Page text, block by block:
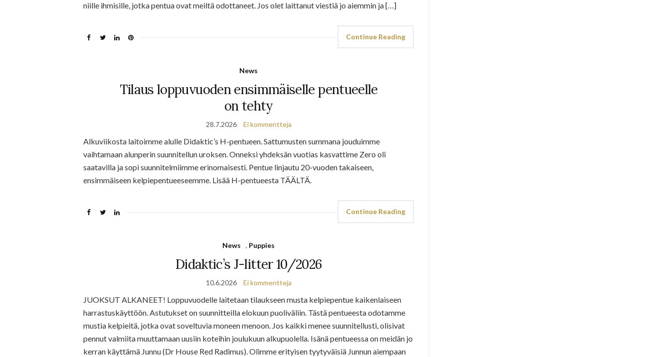
niille ihmisille, jotka pentua ovat meiltä odottaneet. Jos olet laittanut viestiä jo aiemmin ja […]
Continue Reading
News
Tilaus loppuvuoden ensimmäiselle pentueelle
on tehty
28.7.2026 Ei kommentteja
Alkuviikosta laitoimme alulle Didaktic’s H-pentueen. Sattumusten summana jouduimme
vaihtamaan alunperin suunnitellun uroksen. Onneksi yhdeksän vuotias kasvattime Zero oli
saatavilla ja sopi suunnitelmiimme erinomaisesti. Pentue linjautu 20-vuoden takaiseen,
ensimmäiseen kelpiepentueeseemme. Lisää H-pentueesta TÄÄLTÄ.
Continue Reading
News , Puppies
Didaktic’s J-litter 10/2026
10.6.2026 Ei kommentteja
JUOKSUT ALKANEET! Loppuvuodelle laitetaan tilaukseen musta kelpiepentue kaikenlaiseen
harrastuskäyttöön. Astutukset on suunnitteilla elokuun puoliväliin. Tästä pentueesta odotamme
mustia kelpieitä, jotka ovat soveltuvia moneen menoon. Jos kaikki menee suunnitellusti, olisivat
pennut valmiita muuttamaan uusiin koteihin joulukuun alkupuolella. Isänä pentueessa on meidän jo
kerran käyttämä Junnu (Dr House Red Radimus). Olimme erityisen tyytyväisiä Junnun aiempaan